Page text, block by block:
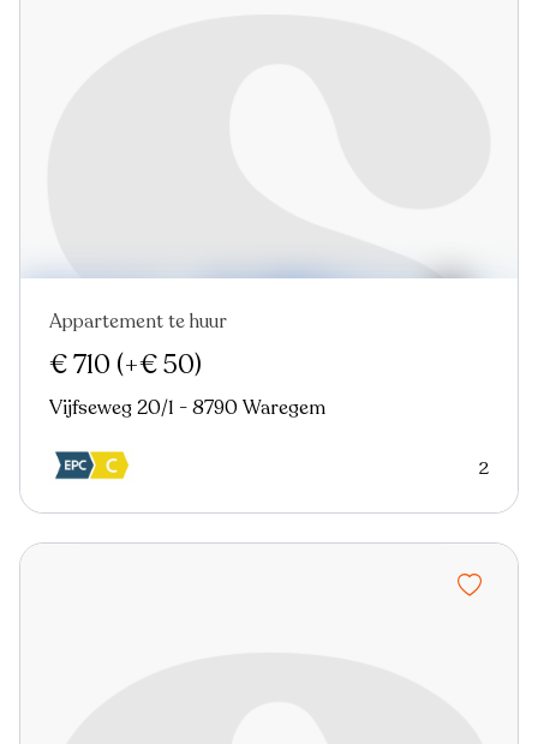
Nieuw
Appartement te huur
€ 710 (+€ 50)
Vijfseweg 20/1 - 8790 Waregem
2